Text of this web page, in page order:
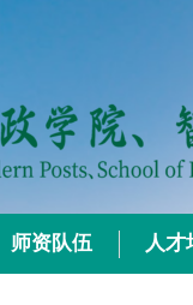
师资队伍 人才